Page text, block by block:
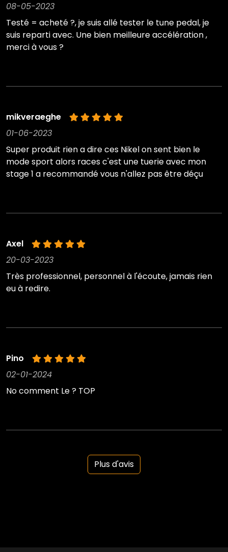
08-05-2023
Testé = acheté ?, je suis allé tester le tune pedal, je
suis reparti avec. Une bien meilleure accélération ,
merci à vous ?
mikveraeghe
01-06-2023
Super produit rien a dire ces Nikel on sent bien le
mode sport alors races c'est une tuerie avec mon
stage 1 a recommandé vous n'allez pas être déçu
Axel
20-03-2023
Très professionnel, personnel à l'écoute, jamais rien
eu à redire.
Pino
02-01-2024
No comment Le ? TOP
Plus d'avis